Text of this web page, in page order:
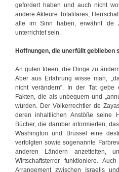
gefordert haben und auch nicht
andere Akteure Totalitäres,
alle im Sinn haben, erwähnt de
unterrichtet sein.
Hoffnungen, die unerfüllt geblieben
An guten Ideen, die Dinge zu
Aber aus Erfahrung wisse man,
nicht verändern“. In der Tat gebe
Fakten, die als unbequem und
würden. Der Völkerrechtler de
deren inhaltlichen Anstöße seine
Bücher, die darüber informierten,
Washington und Brüssel eine
verfolgten sowie sogenannte
anderen Ländern anzettelten,
Wirtschaftsterror funktioniere.
Arrangement zwischen Israelis